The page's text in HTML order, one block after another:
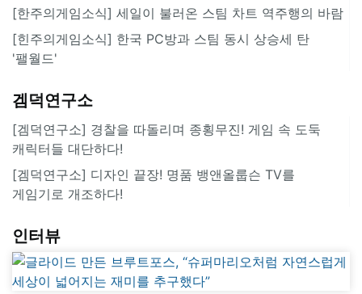
[한주의게임소식] 세일이 불러온 스팀 차트 역주행의 바람
[힌주의게임소식] 한국 PC방과 스팀 동시 상승세 탄
'팰월드'
겜덕연구소
[겜덕연구소] 경찰을 따돌리며 종횡무진! 게임 속 도둑
캐릭터들 대단하다!
[겜덕연구소] 디자인 끝장! 명품 뱅앤올룹슨 TV를
게임기로 개조하다!
인터뷰